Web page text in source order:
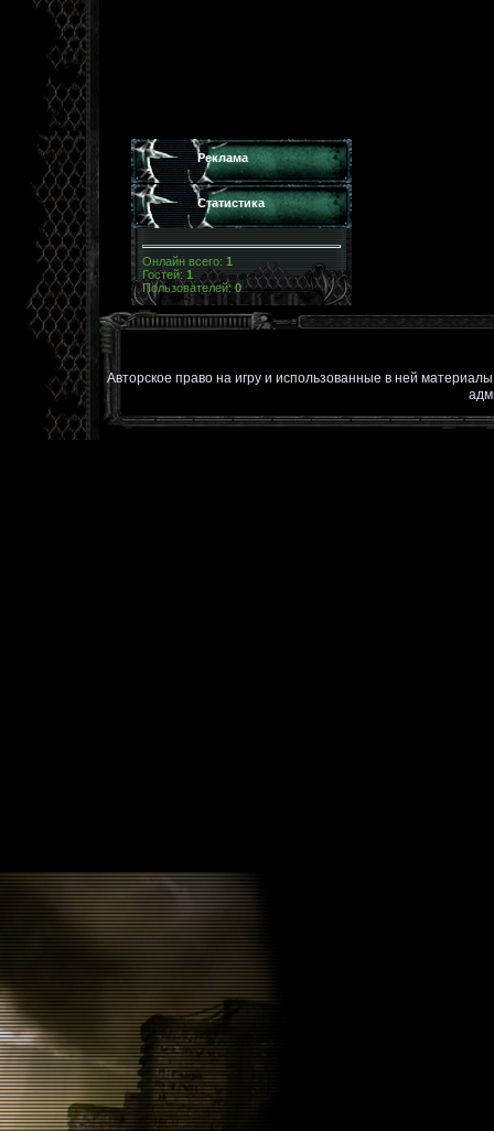
Реклама
Статистика
Онлайн всего: 1
Гостей: 1
Пользователей:0
Авторское право на игру и использованные в ней